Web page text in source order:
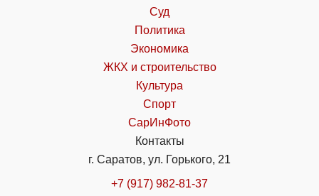
Суд
Политика
Экономика
ЖКХ и строительство
Культура
Спорт
СарИнФото
Контакты
г. Саратов, ул. Горького, 21
+7 (917) 982-81-37